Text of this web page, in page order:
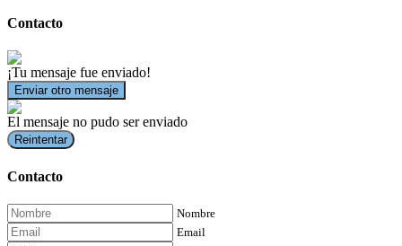
Contacto
¡Tu mensaje fue enviado!
Enviar otro mensaje
El mensaje no pudo ser enviado
Reintentar
Contacto
Nombre
Email